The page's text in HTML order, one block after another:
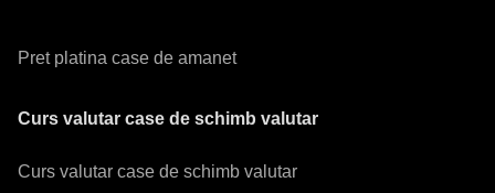
Pret platina case de amanet
Curs valutar case de schimb valutar
Curs valutar case de schimb valutar